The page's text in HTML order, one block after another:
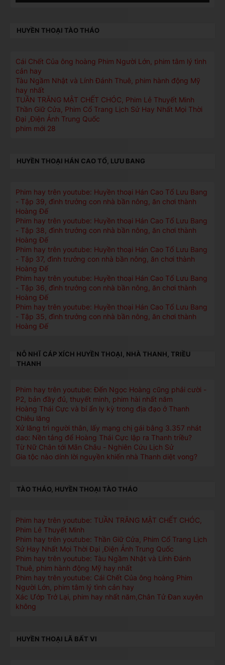
HUYỀN THOẠI TÀO THÁO
Cái Chết Của ông hoàng Phim Người Lớn, phim tâm lý tình
cản hay
Tàu Ngầm Nhật và Lính Đánh Thuê, phim hành động Mỹ
hay nhất
TUẦN TRĂNG MẬT CHẾT CHÓC, Phim Lẻ Thuyết Minh
Thần Giữ Cửa, Phim Cổ Trang Lịch Sử Hay Nhất Mọi Thời
Đại ,Điện Ảnh Trung Quốc
phim mới 28
HUYỀN THOẠI HÁN CAO TỔ, LƯU BANG
Phim hay trên youtube: Huyền thoại Hán Cao Tổ Lưu Bang
- Tập 39, đình trưởng con nhà bần nông, ăn chơi thành
Hoàng Đế
Phim hay trên youtube: Huyền thoại Hán Cao Tổ Lưu Bang
- Tập 38, đình trưởng con nhà bần nông, ăn chơi thành
Hoàng Đế
Phim hay trên youtube: Huyền thoại Hán Cao Tổ Lưu Bang
- Tập 37, đình trưởng con nhà bần nông, ăn chơi thành
Hoàng Đế
Phim hay trên youtube: Huyền thoại Hán Cao Tổ Lưu Bang
- Tập 36, đình trưởng con nhà bần nông, ăn chơi thành
Hoàng Đế
Phim hay trên youtube: Huyền thoại Hán Cao Tổ Lưu Bang
- Tập 35, đình trưởng con nhà bần nông, ăn chơi thành
Hoàng Đế
NỖ NHĨ CÁP XÍCH HUYỀN THOẠI, NHÀ THANH, TRIỀU
THANH
Phim hay trên youtube: Đến Ngọc Hoàng cũng phải cười -
P2, bản đầy đủ, thuyết minh, phim hài nhất năm
Hoàng Thái Cực và bí ẩn ly kỳ trong địa đạo ở Thanh
Chiêu lăng
Xử lăng trì người thân, lấy mạng chị gái bằng 3.357 nhát
dao: Nền tảng để Hoàng Thái Cực lập ra Thanh triều?
Từ Nữ Chân tới Mãn Châu - Nghiên Cứu Lịch Sử
Gia tộc nào dính lời nguyền khiến nhà Thanh diệt vong?
TÀO THÁO, HUYỀN THOẠI TÀO THÁO
Phim hay trên youtube: TUẦN TRĂNG MẬT CHẾT CHÓC,
Phim Lẻ Thuyết Minh
Phim hay trên youtube: Thần Giữ Cửa, Phim Cổ Trang Lịch
Sử Hay Nhất Mọi Thời Đại ,Điện Ảnh Trung Quốc
Phim hay trên youtube: Tàu Ngầm Nhật và Lính Đánh
Thuê, phim hành động Mỹ hay nhất
Phim hay trên youtube: Cái Chết Của ông hoàng Phim
Người Lớn, phim tâm lý tình cản hay
Xác Ướp Trở Lại, phim hay nhất năm,Chân Tử Đan xuyên
không
HUYỀN THOẠI LÃ BẤT VI